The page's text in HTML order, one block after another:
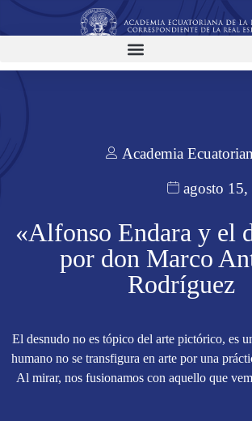
Academia
agosto
«Alfonso Endara y el
por don Marco
Rodríguez
El desnudo no es tópico del arte pictórico, es
humano no se transfigura en arte por una
Al mirar, nos fusionamos con aquello que